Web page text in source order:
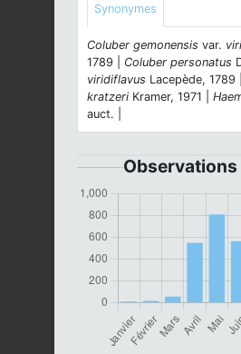
Synonymes
Coluber gemonensis var.
1789 | Coluber personatus
viridiflavus Lacepède, 1789 |
kratzeri Kramer, 1971 |
auct. |